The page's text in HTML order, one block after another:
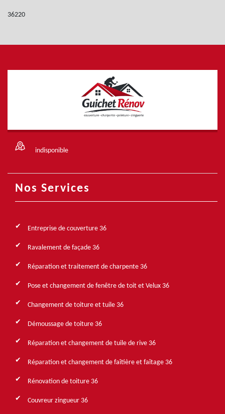
36220
indisponible
Nos Services
Entreprise de couverture 36
Ravalement de façade 36
Réparation et traitement de charpente 36
Pose et changement de fenêtre de toit et Velux 36
Changement de toiture et tuile 36
Démoussage de toiture 36
Réparation et changement de tuile de rive 36
Réparation et changement de faîtière et faîtage 36
Rénovation de toiture 36
Couvreur zingueur 36